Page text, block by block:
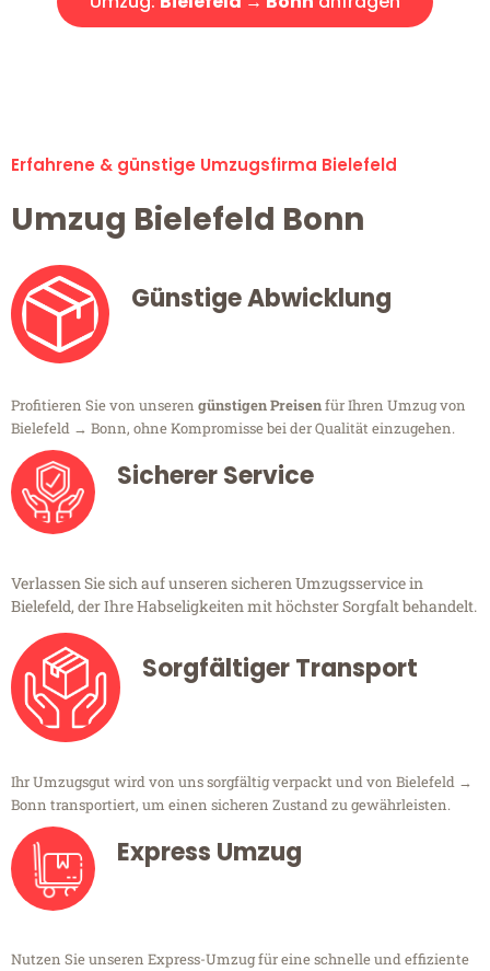
Erfahrene & günstige Umzugsfirma Bielefeld
Umzug Bielefeld Bonn
Günstige Abwicklung
Profitieren Sie von unseren günstigen Preisenfür Ihren Umzug von
Bielefeld → Bonn, ohne Kompromisse bei der Qualität einzugehen.
Sicherer Service
Verlassen Sie sich auf unseren sicheren Umzugsservice in
Bielefeld, der Ihre Habseligkeiten mit höchster Sorgfalt behandelt.
Sorgfältiger Transport
Ihr Umzugsgut wird von uns sorgfältig verpackt und von Bielefeld →
Bonn transportiert, um einen sicheren Zustand zu gewährleisten.
Express Umzug
Nutzen Sie unseren Express-Umzug für eine schnelle und effiziente